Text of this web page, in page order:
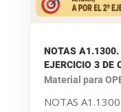
NOTAS A1.1300.
EJERCICIO 3 DE
Material para
NOTAS